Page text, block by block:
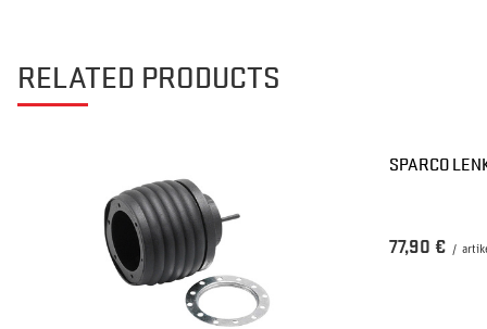
RELATED PRODUCTS
SPARCO
77,90 € /